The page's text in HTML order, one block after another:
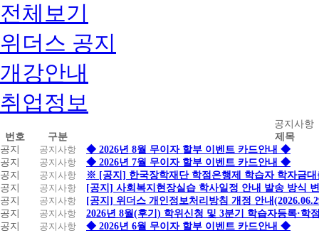
전체보기
위더스 공지
개강안내
취업정보
지
사
항
공지사항
번호
구분
제목
공지
공지사항
◆ 2026년 8월 무이자 할부 이벤트 카드안내 ◆
공지
공지사항
◆ 2026년 7월 무이자 할부 이벤트 카드안내 ◆
공지
공지사항
※ [공지] 한국장학재단 학점은행제 학습자 학자금
공지
공지사항
[공지] 사회복지현장실습 학사일정 안내 발송 방식
공지
공지사항
[공지] 위더스 개인정보처리방침 개정 안내
공지
공지사항
2026년 8월(후기) 학위신청 및 3분기 학습자등록·학
공지
공지사항
◆ 2026년 6월 무이자 할부 이벤트 카드안내 ◆